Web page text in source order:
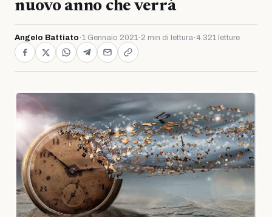
nuovo anno che verrà
Angelo Battiato ·1 Gennaio 2021· 2 min di lettura· 4.321 letture